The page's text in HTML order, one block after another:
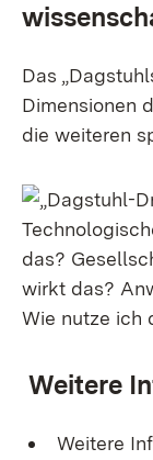
Das
Dimensionen
die weiteren
Weitere
Weitere